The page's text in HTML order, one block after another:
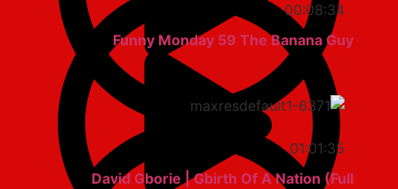
00:08:34
Funny Monday 59 The Banana Guy
01:01:35
David Gborie | Gbirth Of A Nation (Full